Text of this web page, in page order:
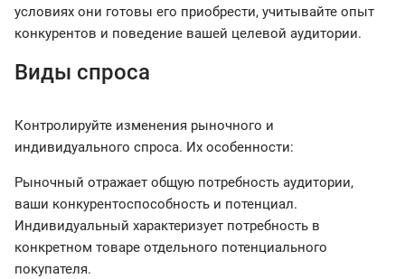
условиях они готовы его приобрести, учитывайте опыт
конкурентов и поведение вашей целевой аудитории.
Виды спроса
Контролируйте изменения рыночного и
индивидуального спроса. Их особенности:
Рыночный отражает общую потребность аудитории,
ваши конкурентоспособность и потенциал.
Индивидуальный характеризует потребность в
конкретном товаре отдельного потенциального
покупателя.